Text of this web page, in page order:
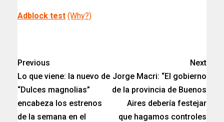
Adblock test (Why?)
Previous
Lo que viene: la nuevo de
“Dulces magnolias”
encabeza los estrenos
de la semana en el
Next
Jorge Macri: “El gobierno
de la provincia de Buenos
Aires debería festejar
que hagamos controles